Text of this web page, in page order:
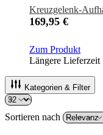
Kreuzgelenk-
169,95 €
Zum Produkt
Längere Lieferzeit
Kategorien & Filter
Sortieren nach